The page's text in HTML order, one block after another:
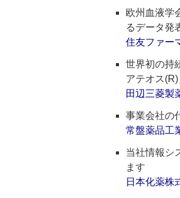
欧州血液学
るデータ発
住友ファー
世界初の持
アテオス
田辺三菱製
事業会社の
常盤薬品工
当社情報シ
ます
日本化薬株